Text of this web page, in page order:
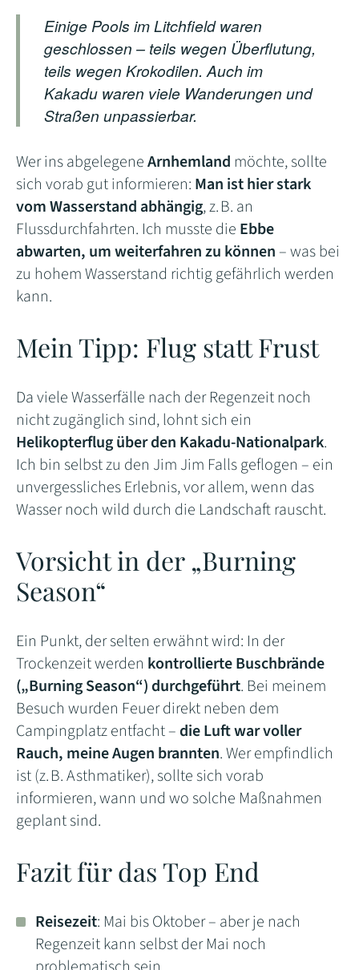
Einige Pools im Litchfield waren
geschlossen – teils wegen Überflutung,
teils wegen Krokodilen. Auch im
Kakadu waren viele Wanderungen und
Straßen unpassierbar.
Wer ins abgelegeneArnhemland möchte, sollte
sich vorab gut informieren: Man ist hier stark
vom Wasserstand abhängig, z. B. an
Flussdurchfahrten. Ich musste die Ebbe
abwarten, um weiterfahren zu können – was bei
zu hohem Wasserstand richtig gefährlich werden
kann.
Mein Tipp: Flug statt Frust
Da viele Wasserfälle nach der Regenzeit noch
nicht zugänglich sind, lohnt sich ein
Helikopterflug über den Kakadu-Nationalpark.
Ich bin selbst zu den Jim Jim Falls geflogen – ein
unvergessliches Erlebnis, vor allem, wenn das
Wasser noch wild durch die Landschaft rauscht.
Vorsicht in der „Burning
Season“
Ein Punkt, der selten erwähnt wird: In der
Trockenzeit werden kontrollierte Buschbrände
(„Burning Season“) durchgeführt. Bei meinem
Besuch wurden Feuer direkt neben dem
Campingplatz entfacht –die Luft war voller
Rauch, meine Augen brannten. Wer empfindlich
ist (z. B. Asthmatiker), sollte sich vorab
informieren, wann und wo solche Maßnahmen
geplant sind.
Fazit für das Top End
Reisezeit: Mai bis Oktober – aber je nach
Regenzeit kann selbst der Mai noch